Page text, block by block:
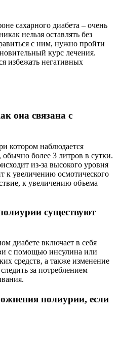
сахарного диабета – очень
нельзя оставлять без
с ним, нужно пройти
курс лечения.
избежать негативных
она связана с
котором наблюдается
более 3 литров в сутки.
из-за высокого уровня
к увеличению осмотического
к увеличению объема
существуют
диабете включает в себя
с помощью инсулина или
средств, а также изменение
за потреблением
полиурии, если